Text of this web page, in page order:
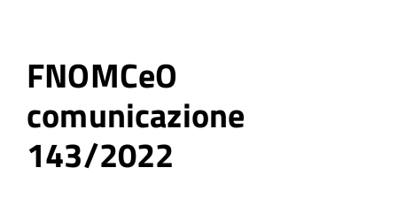
FNOMCeO
comunicazione
143/2022